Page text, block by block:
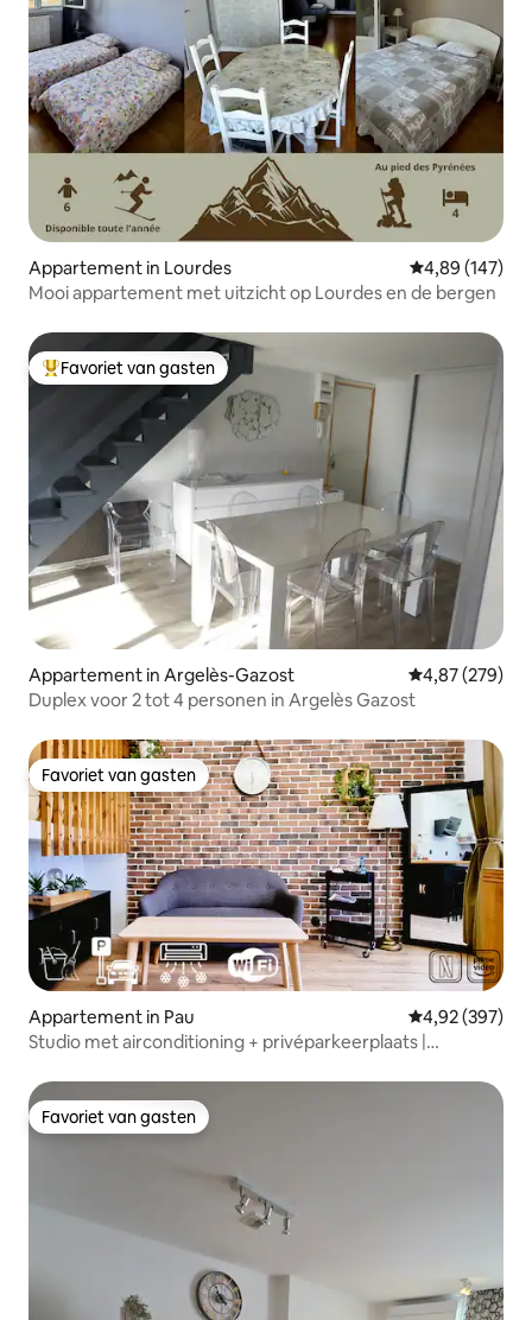
Appartement in Lourdes Gemiddelde
4,89 (147)
Mooi appartement met uitzicht op Lourdes en de bergen
Topfavoriet van gasten
Favoriet van gasten
Appartement in Argelès-Gazost Gemiddelde
4,87 (279)
Duplex voor 2 tot 4 personen in Argelès Gazost
Favoriet van gasten
Favoriet van gasten
Appartement in Pau Gemiddelde
4,92 (397)
Studio met airconditioning + privéparkeerplaats |
Favoriet van gasten
Favoriet van gasten